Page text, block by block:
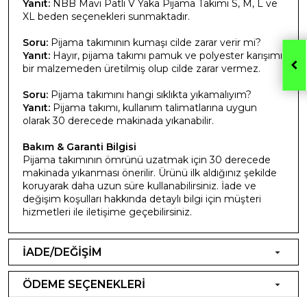
Yanıt: NBB Mavi Patlı V Yaka Pijama Takımı S, M, L ve
XL beden seçenekleri sunmaktadır.
Soru: Pijama takımının kumaşı cilde zarar verir mi?
Yanıt: Hayır, pijama takımı pamuk ve polyester karışımı
bir malzemeden üretilmiş olup cilde zarar vermez.
Soru: Pijama takımını hangi sıklıkta yıkamalıyım?
Yanıt: Pijama takımı, kullanım talimatlarına uygun
olarak 30 derecede makinada yıkanabilir.
Bakım & Garanti Bilgisi
Pijama takımının ömrünü uzatmak için 30 derecede
makinada yıkanması önerilir. Ürünü ilk aldığınız şekilde
koruyarak daha uzun süre kullanabilirsiniz. İade ve
değişim koşulları hakkında detaylı bilgi için müşteri
hizmetleri ile iletişime geçebilirsiniz.
İADE/DEĞİŞİM
ÖDEME SEÇENEKLERİ